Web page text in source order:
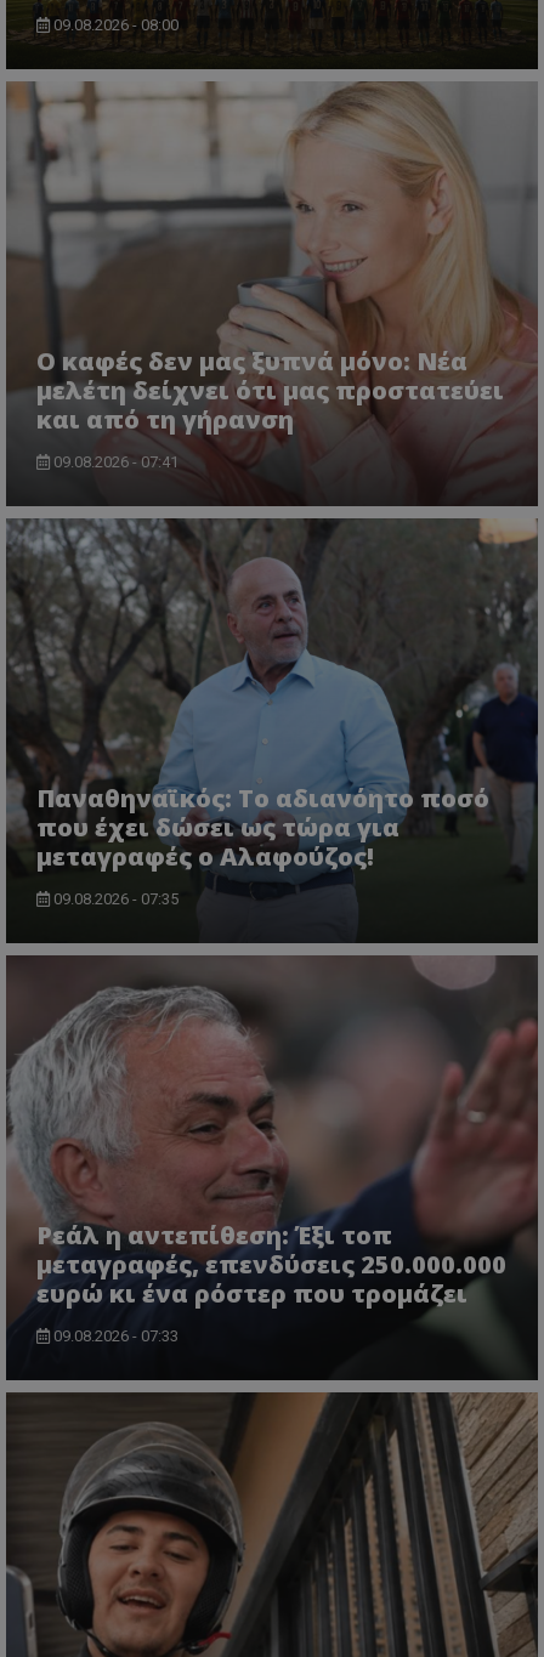
09.08.2026 - 08:00
Ο καφές δεν μας ξυπνά μόνο: Νέα
μελέτη δείχνει ότι μας προστατεύει
και από τη γήρανση
09.08.2026 - 07:41
Παναθηναϊκός: Το αδιανόητο ποσό
που έχει δώσει ως τώρα για
μεταγραφές ο Αλαφούζος!
09.08.2026 - 07:35
Ρεάλ η αντεπίθεση: Έξι τοπ
μεταγραφές, επενδύσεις 250.000.000
ευρώ κι ένα ρόστερ που τρομάζει
09.08.2026 - 07:33